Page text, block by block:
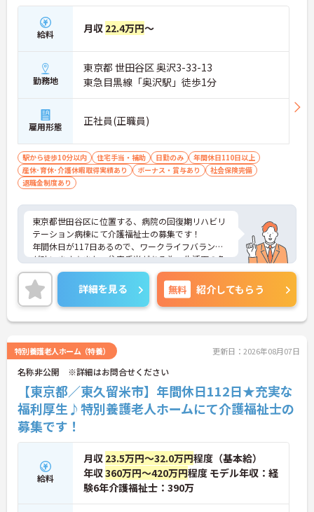
給料 月収 22.4万円～
勤務地
東京都 世田谷区 奥沢3-33-13
東急目黒線「奥沢駅」徒歩1分
雇用形態 正社員(正職員)
駅から徒歩10分以内 住宅手当・補助 日勤のみ
年間休日110日以上
産休･育休･介護休暇取得実績あり
ボーナス・賞与あり
社会保険完備
退職金制度あり
東京都世田谷区に位置する、病院の回復期リハビリ
テーション病棟にて介護福祉士の募集です！
年間休日が117日あるので、ワークライフバランス
が叶います☆また、住宅手当がある為、生活面の負
担を軽減し、安心して長く勤務していただけます♪
さらに、駅から徒歩1分の好立地なので通勤らくら
くです◎ご興味のある方には、面接対策ポイントな
ど、さらに詳細をお話しいたしますのでお気軽にご
相談ください！
詳細を見る 無料 紹介してもらう
特別養護老人ホーム（特養） 更新日：2026年08月07日
名称非公開 ※詳細はお問合せください
【東京都／東久留米市】年間休日112日★充実な
福利厚生♪特別養護老人ホームにて介護福祉士の
募集です！
給料
月収 23.5万円～32.0万円程度（基本給）
年収360万円～420万円程度 モデル年収：経
験6年介護福祉士：390万